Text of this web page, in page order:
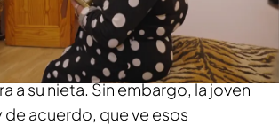
alegría es que la bautizaras", le
a su nieta. Sin embargo, la joven
de acuerdo, que ve esos